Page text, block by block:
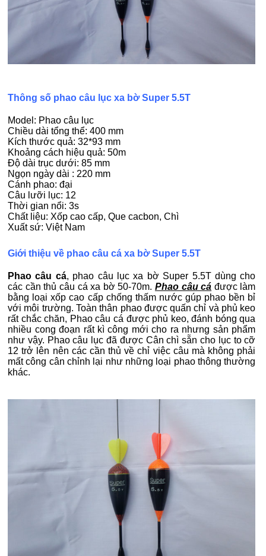
Thông số phao câu lục xa bờ Super 5.5T
Model: Phao câu lục
Chiều dài tổng thể: 400 mm
Kích thước quả: 32*93 mm
Khoảng cách hiệu quả: 50m
Độ dài trục dưới: 85 mm
Ngọn ngày dài : 220 mm
Cánh phao: đại
Câu lưỡi lục: 12
Thời gian nổi: 3s
Chất liệu: Xốp cao cấp, Que cacbon, Chì
Xuất sứ: Việt Nam
Giới thiệu về phao câu cá xa bờ Super 5.5T
Phao câu cá, phao câu lục xa bờ Super 5.5T dùng cho
các cần thủ câu cá xa bờ 50-70m. Phao câu cá được làm
bằng loại xốp cao cấp chống thấm nước gúp phao bền bỉ
với môi trường. Toàn thân phao được quấn chỉ và phủ keo
rất chắc chăn, Phao câu cá được phủ keo, đánh bóng qua
nhiều cong đoạn rất kì công mới cho ra nhưng sản phẩm
như vậy. Phao câu lục đã được Cân chì sẵn cho lục to cỡ
12 trở lên nên các cần thủ về chỉ việc câu mà không phải
mất công cân chỉnh lại như những loại phao thông thường
khác.